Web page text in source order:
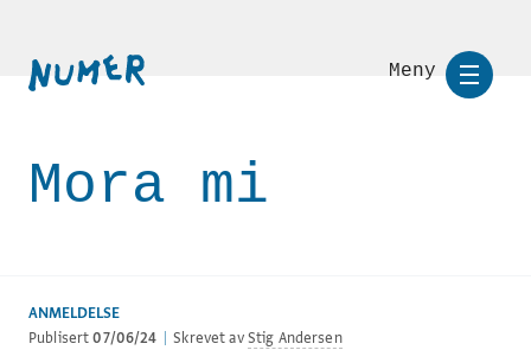
Meny
Mora mi
ANMELDELSE
Publisert07/06/24 Skrevet avStig Andersen